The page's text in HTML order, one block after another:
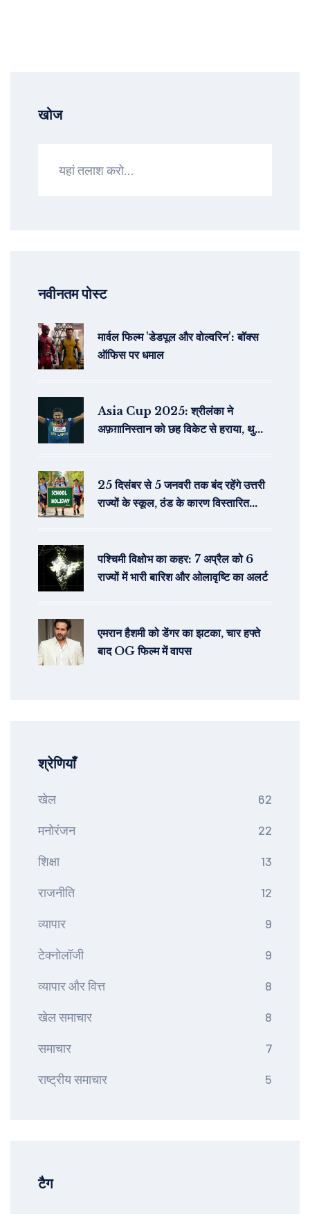
खोज
नवीनतम पोस्ट
मार्वल फिल्म 'डेडपूल और वोल्वरिन': बॉक्स
ऑफिस पर धमाल
Asia Cup 2025: श्रीलंका ने
अफ़ग़ानिस्तान को छह विकेट से हराया, थुशारा
25 दिसंबर से 5 जनवरी तक बंद रहेंगे उत्तरी
राज्यों के स्कूल, ठंड के कारण विस्तारित
पश्चिमी विक्षोभ का कहर: 7 अप्रैल को 6
राज्यों में भारी बारिश और ओलावृष्टि का अलर्ट
एमरान हैशमी को डेंगर का झटका, चार हफ्ते
बाद OG फिल्म में वापस
श्रेणियाँ
खेल 62
मनोरंजन 22
शिक्षा 13
राजनीति 12
व्यापार 9
टेक्नोलॉजी 9
व्यापार और वित्त 8
खेल समाचार 8
समाचार 7
राष्ट्रीय समाचार 5
टैग